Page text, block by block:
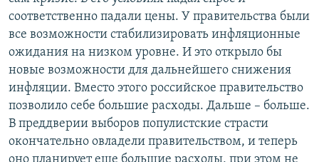
соответственно падали цены. У правительства были
все возможности стабилизировать инфляционные
ожидания на низком уровне. И это открыло бы
новые возможности для дальнейшего снижения
инфляции. Вместо этого российское правительство
позволило себе большие расходы. Дальше – больше.
В преддверии выборов популистские страсти
окончательно овладели правительством, и теперь